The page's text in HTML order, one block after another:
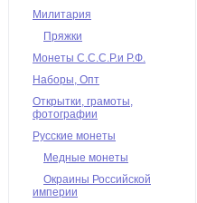
Милитария
Пряжки
Монеты С.С.С.Р.и Р.Ф.
Наборы, Опт
Открытки, грамоты,
фотографии
Русские монеты
Медные монеты
Окраины Российской
империи